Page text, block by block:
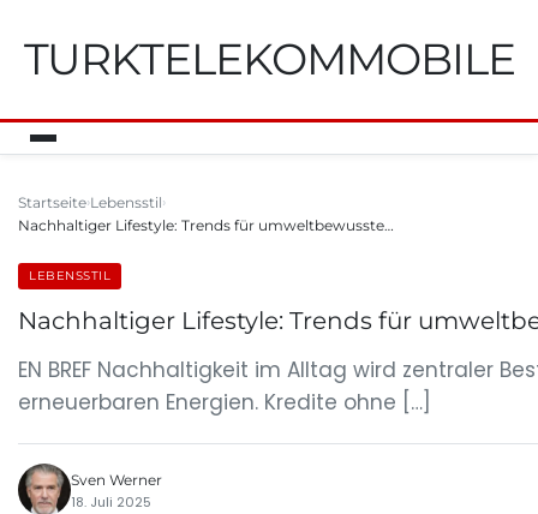
TURKTELEKOMMOBILE
Startseite Lebensstil
Nachhaltiger Lifestyle: Trends für umweltbewusste…
LEBENSSTIL
Nachhaltiger Lifestyle: Trends für
EN BREF Nachhaltigkeit im Alltag wird zentraler
erneuerbaren Energien. Kredite ohne […]
Sven Werner
18. Juli 2025